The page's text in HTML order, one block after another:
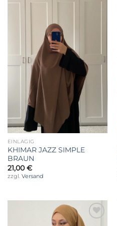
EINLAGIG
KHIMAR JAZZ SIMPLE
BRAUN
21,00 €
zzgl. Versand